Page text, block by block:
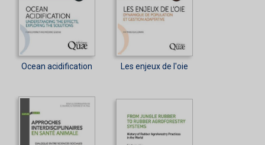
Ocean acidification Les enjeux de l'oie